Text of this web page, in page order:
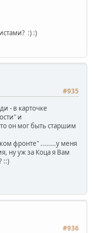
:) :)
#935
- в карточке
и
он мог быть старшим
фронте" ........у меня
ну уж за Коца я Вам
::)
#936